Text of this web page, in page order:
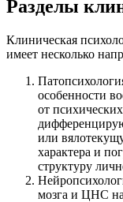
Разделы
Клиническая
имеет несколько
особенности
от
или
характера и
структуру
мозга и ЦНС